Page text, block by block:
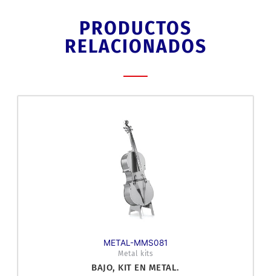
PRODUCTOS
RELACIONADOS
METAL-MMS081
Metal kits
BAJO, KIT EN METAL.